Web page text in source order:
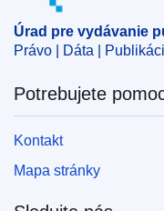
Úrad pre vydávanie
Právo | Dáta |
Potrebujete
Kontakt
Mapa stránky